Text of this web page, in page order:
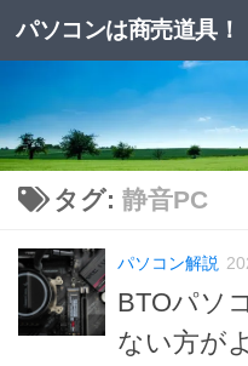
コンテンツへスキップ
パソコンは商売道具！
タグ: 静音PC
パソコン解説
BTOパソ
ない方が